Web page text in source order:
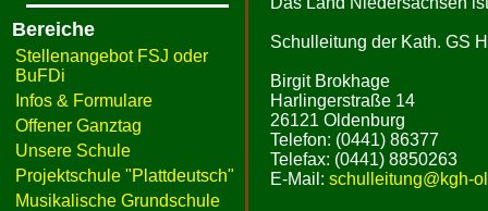
Bereiche
Stellenangebot FSJ oder
BuFDi
Infos & Formulare
Offener Ganztag
Unsere Schule
Projektschule "Plattdeutsch"
Musikalische Grundschule
Schulleitung der Kath. GS
Birgit Brokhage
Harlingerstraße 14
26121 Oldenburg
Telefon: (0441) 86377
Telefax: (0441) 8850263
E-Mail: schulleitung@kgh-